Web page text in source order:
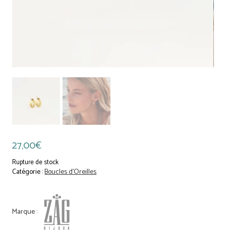
27,00€
Rupture de stock
Catégorie :Boucles d'Oreilles